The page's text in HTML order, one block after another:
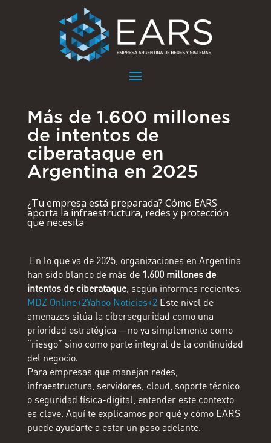
Más de 1.600 millones
de intentos de
ciberataque en
Argentina en 2025
¿Tu empresa está preparada? Cómo EARS
aporta la infraestructura, redes y protección
que necesita
En lo que va de 2025, organizaciones en Argentina
han sido blanco de más de 1.600 millones de
intentos de ciberataque, según informes recientes.
MDZ Online+2Yahoo Noticias+2Este nivel de
amenazas sitúa la ciberseguridad como una
prioridad estratégica —no ya simplemente como
“riesgo” sino como parte integral de la continuidad
del negocio.
Para empresas que manejan redes,
infraestructura, servidores, cloud, soporte técnico
o seguridad física-digital, entender este contexto
es clave. Aquí te explicamos por qué y cómo EARS
puede ayudarte a estar un paso adelante.